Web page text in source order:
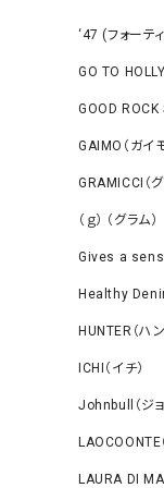
‘47 (フォーテ
GO TO
GOOD ROCK
GAIMO（ガイモ
GRAMICCI（グ
（ｇ） （グラム）
Gives a
Healthy
HUNTER（ハ
ICHI（イチ）
Johnbull（ジョ
LAOCOONTE
LAURA DI